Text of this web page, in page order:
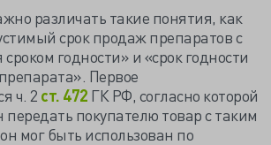
различать такие понятия, как
срок продаж препаратов с
годности» и «срок годности
Первое
ч. 2 ст. 472 ГК РФ, согласно которой
покупателю товар с таким
мог быть использован по